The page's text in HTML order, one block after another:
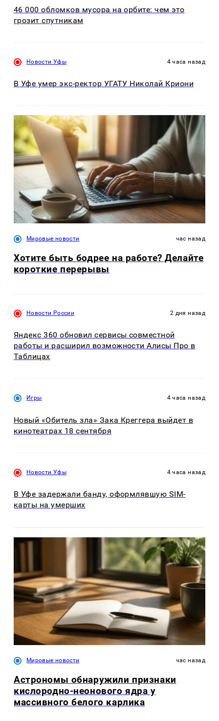
46 000 обломков мусора на орбите: чем это
грозит спутникам
Новости Уфы 4 часа назад
В Уфе умер экс-ректор УГАТУ Николай Криони
Мировые новости час назад
Хотите быть бодрее на работе? Делайте
короткие перерывы
Новости России 2 дня назад
Яндекс 360 обновил сервисы совместной
работы и расширил возможности Алисы Про в
Таблицах
Игры 4 часа назад
Новый «Обитель зла» Зака Креггера выйдет в
кинотеатрах 18 сентября
Новости Уфы 4 часа назад
В Уфе задержали банду, оформлявшую SIM-
карты на умерших
Мировые новости час назад
Астрономы обнаружили признаки
кислородно-неонового ядра у
массивного белого карлика